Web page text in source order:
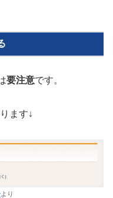
要注意です。
ます↓
より